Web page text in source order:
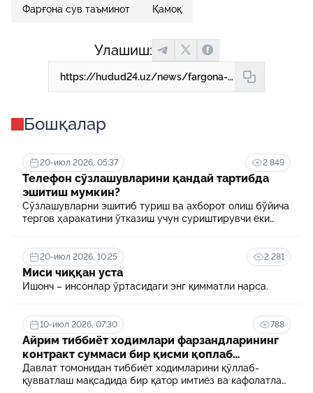
Фарғона сув таъминот Қамоқ
Улашиш:
https://hudud24.uz/news/fargona-suv-taminot-mchjning-ayol-nazoratchisini-haqoratlagan-shaxs-qamaldi-mayda-bezorilik-qanday-javobgarlikka-sabab-boladi
Бошқалар
20-июл 2026, 05:37 2 849
Телефон сўзлашувларини қандай тартибда
эшитиш мумкин?
Сўзлашувларни эшитиб туриш ва ахборот олиш бўйича
тергов ҳаракатини ўтказиш учун суриштирувчи ёки
20-июл 2026, 10:25 2 281
Миси чиққан уста
Ишонч – инсонлар ўртасидаги энг қимматли нарса.
10-июл 2026, 07:30 788
Айрим тиббиёт ходимлари фарзандларининг
контракт суммаси бир қисми қоплаб
берилади
Давлат томонидан тиббиёт ходимларини қўллаб-
қувватлаш мақсадида бир қатор имтиёз ва кафолатлар